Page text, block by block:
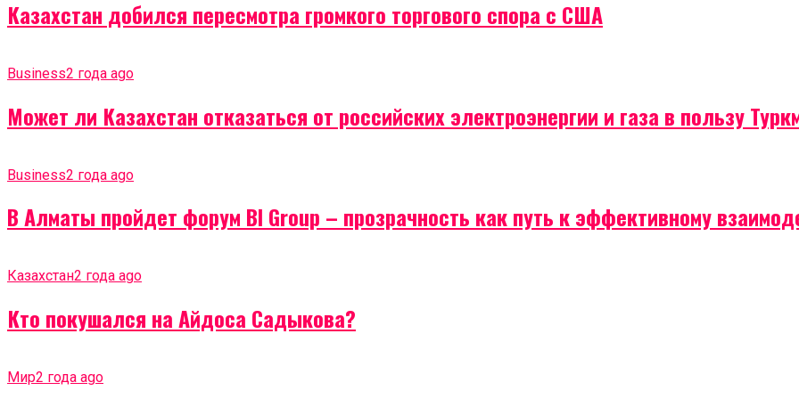
Казахстан добился пересмотра громкого торгового спора с США
Business2 года ago
Может ли Казахстан отказаться от российских электроэнергии и газа в пользу
Business2 года ago
В Алматы пройдет форум BI Group – прозрачность как путь к эффективному
Казахстан2 года ago
Кто покушался на Айдоса Садыкова?
Мир2 года ago